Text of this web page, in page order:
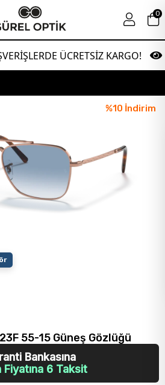
ÜCRETSİZ KARGO!
0
%10 İndirim
55-15 Güneş Gözlüğü
Bankasına
Fiyatına 6 Taksit